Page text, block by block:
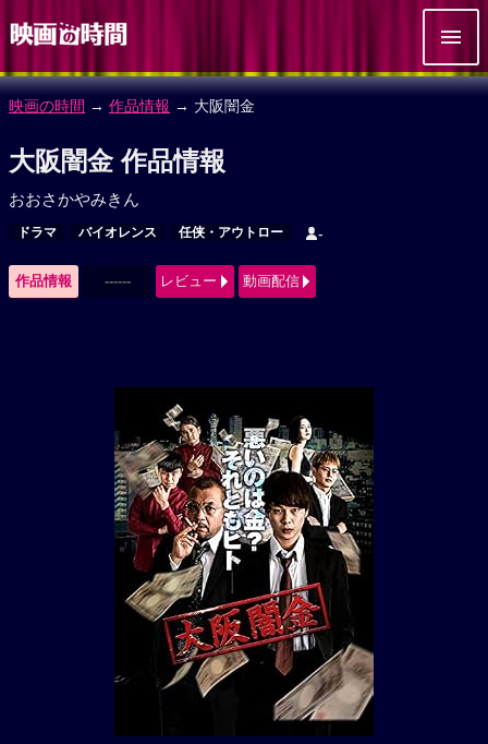
映画の時間 → 作品情報 → 大阪闇金
大阪闇金 作品情報
おおさかやみきん
ドラマ バイオレンス 任侠・アウトロー -
作品情報 ------ レビュー 動画配信